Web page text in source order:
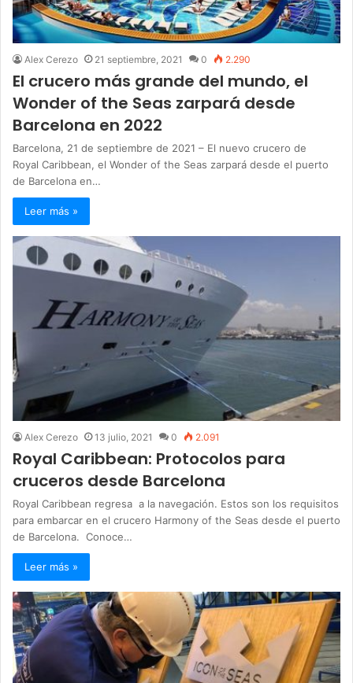
Alex Cerezo 21 septiembre, 2021 0 2.290
El crucero más grande del mundo, el
Wonder of the Seas zarpará desde
Barcelona en 2022
Barcelona, 21 de septiembre de 2021 – El nuevo crucero de
Royal Caribbean, el Wonder of the Seas zarpará desde el puerto
de Barcelona en…
Leer más »
Alex Cerezo 13 julio, 2021 0 2.091
Royal Caribbean: Protocolos para
cruceros desde Barcelona
Royal Caribbean regresa a la navegación. Estos son los requisitos
para embarcar en el crucero Harmony of the Seas desde el puerto
de Barcelona. Conoce…
Leer más »